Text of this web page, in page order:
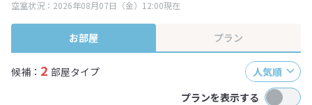
※表示されている旅行代金・プラン内容は一定時間ごとに更新されます。最
終確認画面でご確認ください。
空室状況：2026年08月07日（金）12:00現在
お部屋 プラン
候補： 2 部屋タイプ
人気順
プランを表示する